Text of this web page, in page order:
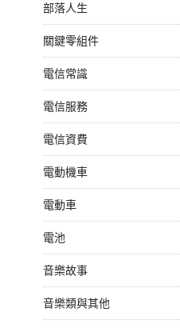
部落人生
關鍵零組件
電信常識
電信服務
電信資費
電動機車
電動車
電池
音樂故事
音樂類與其他